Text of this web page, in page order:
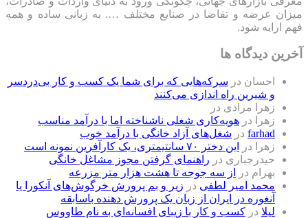
میزان عرضه و تقاضا در صنایع مختلف …. به زبانی ساده و همه
فهم ارایه شود.
آخرین دیدگاه ها
احسان در سرکه‌هایی که برای شما یک کسب و کار بی‌دردسر
و شیرین راه اندازی می‌کنند
زهرا مرادی در
زهرا
در هویه‌کاری شغلی ناشناخته اما با درآمد مناسب
farhad در شغل‌های آزاد خانگی با درآمد خوب
زهرا
در
این دختر ۷۰ سانتیمتری، یک کارآفرین نمونه است
حیدرجباری در راهنمای گرفتن مجوز مشاغل خانگی
بهرام در
از سه جوجه تا هشت هزار متر مزرعه
محمد امیر لطفی در زیر و بم پرورش خرگوش‌های آنکورا یا
آنغوره در ایران از زبان یک پرورش دهنده باسابقه
لیلا در کسب و کار با زیبای افسانه‌ای به نام طاووس